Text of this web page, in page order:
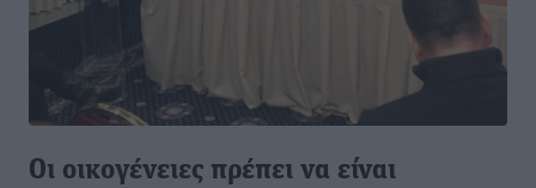
Οι οικογένειες πρέπει να είναι